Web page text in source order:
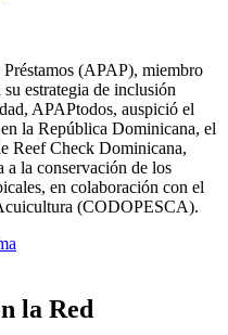
(APAP), miembro
estrategia de inclusión
APAPtodos, auspició el
la República Dominicana, el
Reef Check Dominicana,
a la conservación de los
en colaboración con el
(CODOPESCA).
la Red